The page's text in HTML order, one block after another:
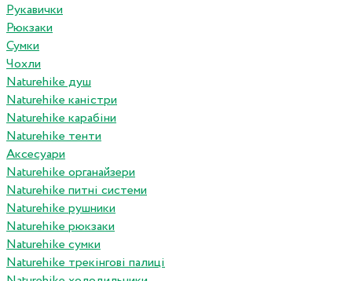
Рукавички
Рюкзаки
Сумки
Чохли
Naturehike душ
Naturehike каністри
Naturehike карабіни
Naturehike тенти
Аксесуари
Naturehike органайзери
Naturehike питні системи
Naturehike рушники
Naturehike рюкзаки
Naturehike сумки
Naturehike трекінгові палиці